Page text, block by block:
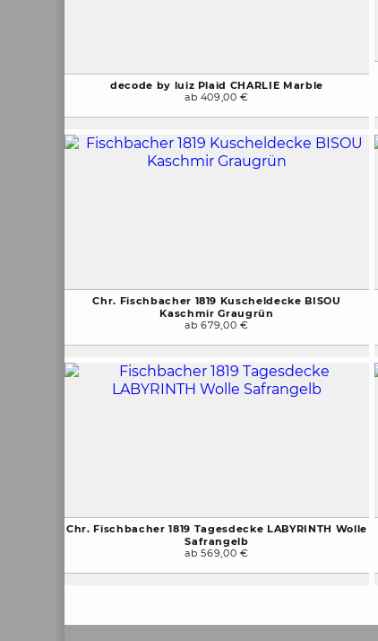
decode by luiz Plaid CHARLIE Marble
ab 409,00 €
Chr. Fischbacher 1819 Kuscheldecke BISOU
Kaschmir Graugrün
ab 679,00 €
Chr. Fischbacher 1819 Tagesdecke LABYRINTH Wolle
Safrangelb
ab 569,00 €